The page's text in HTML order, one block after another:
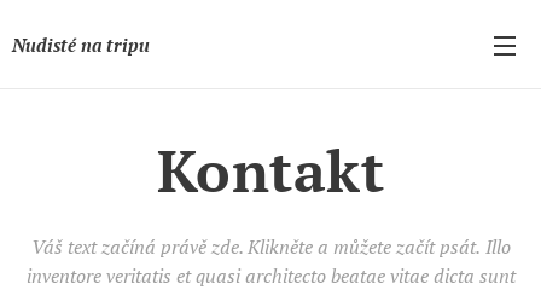
Nudisté na tripu
Kontakt
Váš text začíná právě zde. Klikněte a můžete začít psát. Illo
inventore veritatis et quasi architecto beatae vitae dicta sunt